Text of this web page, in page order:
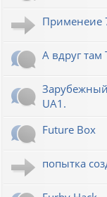
Применеие
А вдруг там
UA1.
Future Box
попытка